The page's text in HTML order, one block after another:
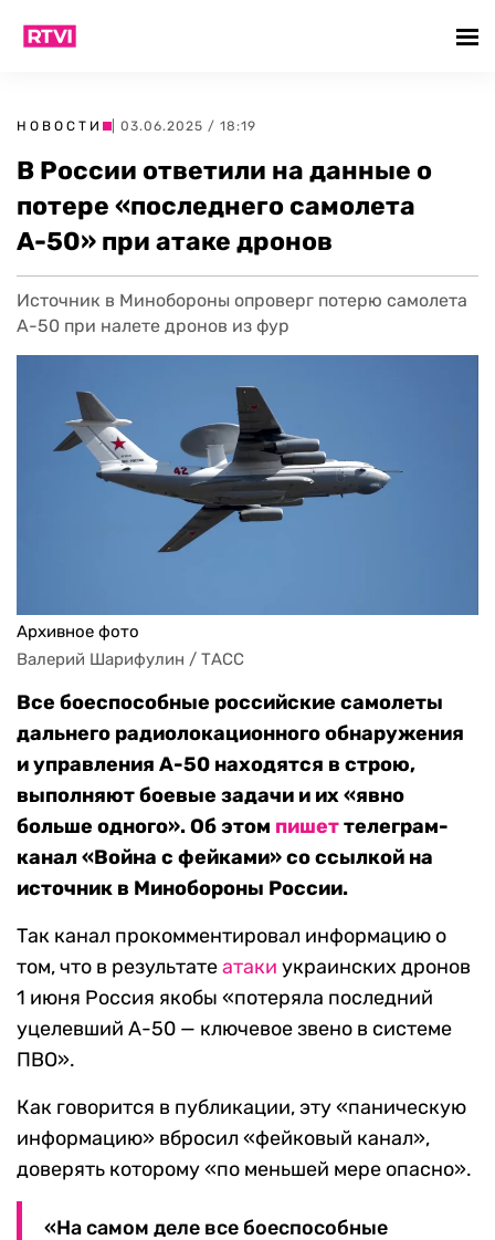
НОВОСТИ | 03.06.2025 / 18:19
В России ответили на данные о
потере «последнего самолета
А-50» при атаке дронов
Источник в Минобороны опроверг потерю самолета
А-50 при налете дронов из фур
Архивное фото
Валерий Шарифулин / ТАСС
Все боеспособные российские самолеты
дальнего радиолокационного обнаружения
и управления А-50 находятся в строю,
выполняют боевые задачи и их «явно
больше одного». Об этом пишеттелеграм-
канал «Война с фейками» со ссылкой на
источник в Минобороны России.
Так канал прокомментировал информацию о
том, что в результатеатаки украинских дронов
1 июня Россия якобы «потеряла последний
уцелевший А-50 — ключевое звено в системе
ПВО».
Как говорится в публикации, эту «паническую
информацию» вбросил «фейковый канал»,
доверять которому «по меньшей мере опасно».
«На самом деле все боеспособные